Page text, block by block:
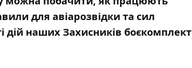
для авіарозвідки та сил
дій наших Захисників боєкомплект